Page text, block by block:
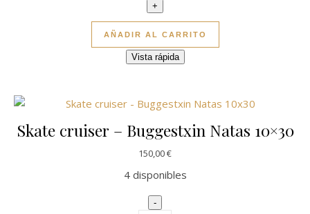
+
AÑADIR AL CARRITO
Vista rápida
Skate cruiser – Buggestxin Natas 10×30
150,00€
4 disponibles
Skate cruiser - Buggestxin Natas
-